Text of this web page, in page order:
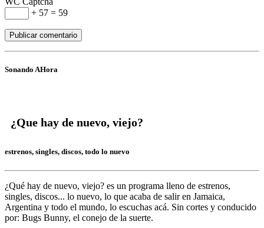
+ 57 = 59
Sonando AHora
¿Que hay de nuevo, viejo?
estrenos, singles, discos, todo lo nuevo
¿Qué hay de nuevo, viejo? es un programa lleno de estrenos,
singles, discos... lo nuevo, lo que acaba de salir en Jamaica,
Argentina y todo el mundo, lo escuchas acá. Sin cortes y conducido
por: Bugs Bunny, el conejo de la suerte.